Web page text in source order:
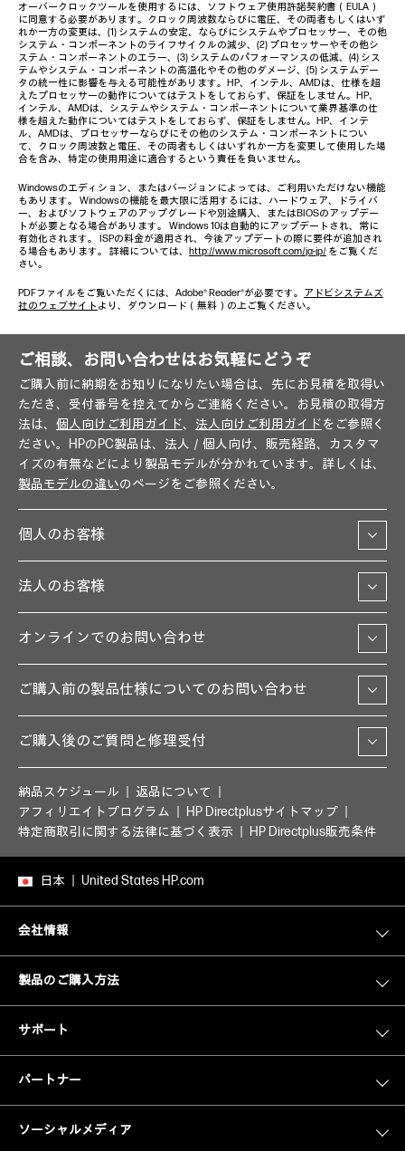
オーバークロックツールを使用するには、ソフトウェア使用許諾契約書（EULA）
に同意する必要があります。クロック周波数ならびに電圧、その両者もしくはいず
れか一方の変更は、(1) システムの安定、ならびにシステムやプロセッサー、その他
システム・コンポーネントのライフサイクルの減少、(2) プロセッサーやその他シ
ステム・コンポーネントのエラー、(3) システムのパフォーマンスの低減、(4) シス
テムやシステム・コンポーネントの高温化やその他のダメージ、(5) システムデー
タの統一性に影響を与える可能性があります。HP、インテル、AMDは、仕様を超
えたプロセッサーの動作についてはテストをしておらず、保証をしません。HP、
インテル、AMDは、システムやシステム・コンポーネントについて業界基準の仕
様を超えた動作についてはテストをしておらず、保証をしません。HP、インテ
ル、AMDは、プロセッサーならびにその他のシステム・コンポーネントについ
て、クロック周波数と電圧、その両者もしくはいずれか一方を変更して使用した場
合を含み、特定の使用用途に適合するという責任を負いません。
Windowsのエディション、またはバージョンによっては、ご利用いただけない機能
もあります。 Windowsの機能を最大限に活用するには、ハードウェア、ドライバ
ー、およびソフトウェアのアップグレードや別途購入、またはBIOSのアップデー
トが必要となる場合があります。 Windows 10は自動的にアップデートされ、常に
有効化されます。 ISPの料金が適用され、今後アップデートの際に要件が追加され
る場合もあります。 詳細については、 http://www.microsoft.com/ja-jp/ をご覧くだ
さい。
PDFファイルをご覧いただくには、Adobe® Reader®が必要です。 アドビシステムズ
社のウェブサイト より、ダウンロード（無料）の上ご覧ください。
ご相談、お問い合わせはお気軽にどうぞ
ご購入前に納期をお知りになりたい場合は、先にお見積を取得い
ただき、受付番号を控えてからご連絡ください。お見積の取得方
法は、 個人向けご利用ガイド、 法人向けご利用ガイドをご参照く
ださい。HPのPC製品は、法人／個人向け、販売経路、カスタマ
イズの有無などにより製品モデルが分かれています。詳しくは、
製品モデルの違いのページをご参照ください。
個人のお客様
法人のお客様
オンラインでのお問い合わせ
ご購入前の製品仕様についてのお問い合わせ
ご購入後のご質問と修理受付
納品スケジュール
返品について
アフィリエイトプログラム
HP Directplusサイトマップ
特定商取引に関する法律に基づく表示
HP Directplus販売条件
日本 United States HP.com
会社情報
製品のご購入方法
サポート
パートナー
ソーシャルメディア